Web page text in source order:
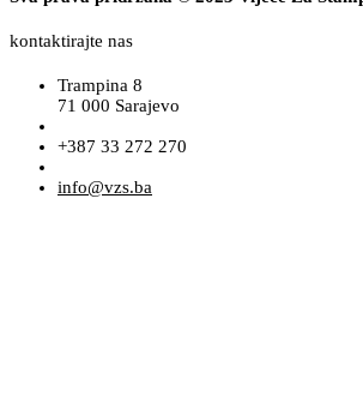
kontaktirajte nas
Trampina 8
71 000 Sarajevo
+387 33 272 270
info@vzs.ba